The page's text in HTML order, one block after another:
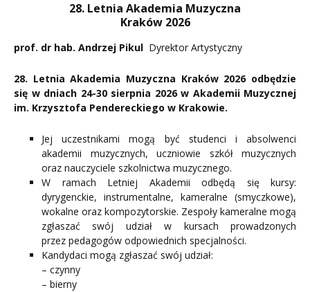
28. Letnia Akademia Muzyczna
Kraków 2026
prof. dr hab. Andrzej Pikul Dyrektor Artystyczny
28. Letnia Akademia Muzyczna Kraków 2026 odbędzie
się w dniach 24-30 sierpnia 2026 w Akademii Muzycznej
im. Krzysztofa Pendereckiego w Krakowie.
Jej uczestnikami mogą być studenci i absolwenci
akademii muzycznych, uczniowie szkół muzycznych
oraz nauczyciele szkolnictwa muzycznego.
W ramach Letniej Akademii odbędą się kursy:
dyrygenckie, instrumentalne, kameralne (smyczkowe),
wokalne oraz kompozytorskie. Zespoły kameralne mogą
zgłaszać swój udział w kursach prowadzonych
przez pedagogów odpowiednich specjalności.
Kandydaci mogą zgłaszać swój udział:
– czynny
– bierny